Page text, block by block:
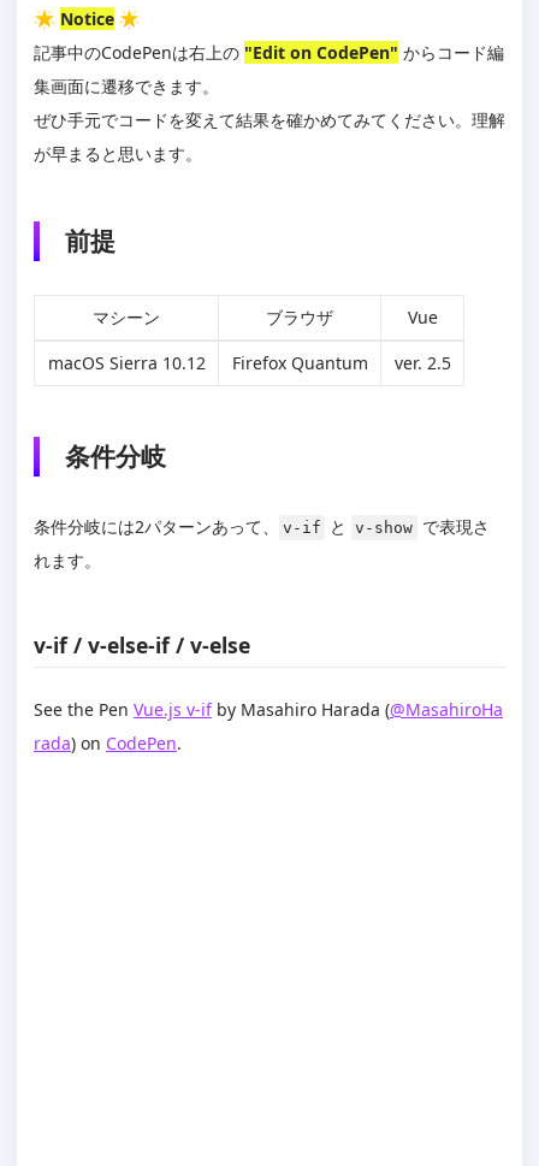
マニュアル
HTMLの属性にデータを埋め込む
Vue.js入門（全7回）
Notice
記事中のCodePenは右上の "Edit on CodePen" からコード編
集画面に遷移できます。
ぜひ手元でコードを変えて結果を確かめてみてください。理解
が早まると思います。
前提
マシーン ブラウザ
Vue
macOS Sierra 10.12
Firefox Quantum ver. 2.5
条件分岐
条件分岐には2パターンあって、 v-if と v-show で表現さ
れます。
v-if / v-else-if / v-else
See the Pen Vue.js v-ifby Masahiro Harada (@MasahiroHa
rada) on CodePen.